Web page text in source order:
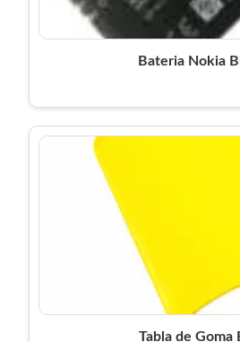
Bateria Nokia
Tabla de Goma